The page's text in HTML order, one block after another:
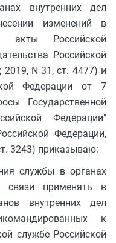
внутренних дел
изменений в
акты Российской
Российской
2019, N 31, ст. 4477) и
Федерации от 7
Государственной
Федерации"
Федерации,
3243) приказываю:
службы в органах
связи применять в
внутренних дел
к
службе Российской